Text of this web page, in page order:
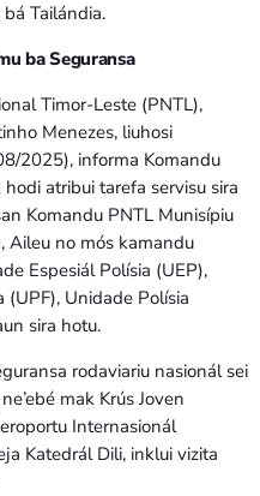
Tailándia.
ba Seguransa
Timor-Leste (PNTL),
Menezes, liuhosi
2025), informa Komandu
atribui tarefa servisu sira
Komandu PNTL Munisípiu
Aileu no mós kamandu
Espesiál Polísia (UEP),
Unidade Polísia
sira hotu.
rodaviariu nasionál sei
mak Krús Joven
Internasionál
Katedrál Dili, inklui vizita